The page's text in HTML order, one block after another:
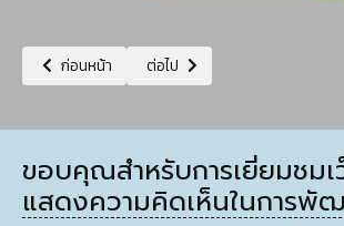
เนื้อหาก่อนหน้า: ประกาศและเอกสารประกวดรา
ก่อนหน้า เนื้อหาถัดไป: ประกาศและเอกส
ต่อไป
ขอบคุณสำหรับการเยี่ยมชมเ
แสดงความคิดเห็นในการพั